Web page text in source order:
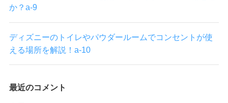
か？a-9
ディズニーのトイレやパウダールームでコンセントが使
える場所を解説！a-10
最近のコメント